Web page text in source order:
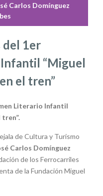
Carlos Domínguez
del 1er
“Miguel
el tren”
Literario Infantil
tren”.
de Cultura y Turismo
Carlos Domínguez
de los Ferrocarriles
de la Fundación Miguel